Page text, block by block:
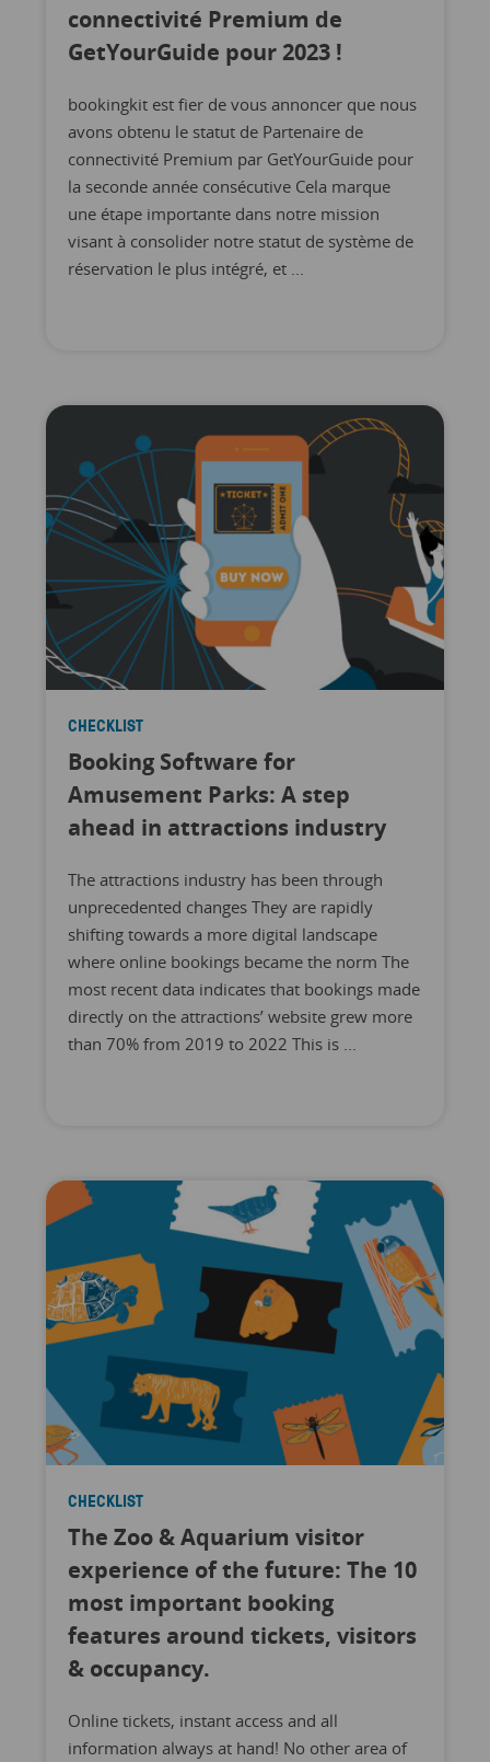
connectivité Premium de
GetYourGuide pour 2023 !
bookingkit est fier de vous annoncer que nous
avons obtenu le statut de Partenaire de
connectivité Premium par GetYourGuide pour
la seconde année consécutive Cela marque
une étape importante dans notre mission
visant à consolider notre statut de système de
réservation le plus intégré, et ...
CHECKLIST
Booking Software for
Amusement Parks: A step
ahead in attractions industry
The attractions industry has been through
unprecedented changes They are rapidly
shifting towards a more digital landscape
where online bookings became the norm The
most recent data indicates that bookings made
directly on the attractions’ website grew more
than 70% from 2019 to 2022 This is ...
CHECKLIST
The Zoo & Aquarium visitor
experience of the future: The 10
most important booking
features around tickets, visitors
& occupancy.
Online tickets, instant access and all
information always at hand! No other area of